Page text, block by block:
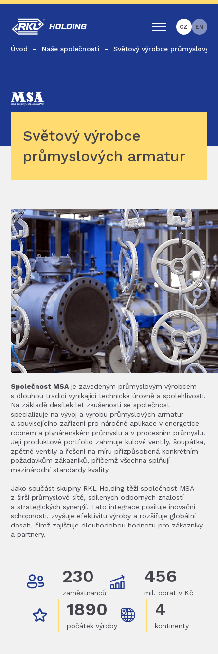
CZ EN
Úvod Naše společnosti Světový výrobce
Světový výrobce
průmyslových armatur
Společnost MSA je zavedeným průmyslovým výrobcem
s dlouhou tradicí vynikající technické úrovně a spolehlivosti.
Na základě desítek let zkušeností se společnost
specializuje na vývoj a výrobu průmyslových armatur
a souvisejícího zařízení pro náročné aplikace v energetice,
ropném a plynárenském průmyslu a v procesním průmyslu.
Její produktové portfolio zahrnuje kulové ventily, šoupátka,
zpětné ventily a řešení na míru přizpůsobená konkrétním
požadavkům zákazníků, přičemž všechna splňují
mezinárodní standardy kvality.
Jako součást skupiny RKL Holding těží společnost MSA
z širší průmyslové sítě, sdílených odborných znalostí
a strategických synergií. Tato integrace posiluje inovační
schopnosti, zvyšuje efektivitu výroby a rozšiřuje globální
dosah, čímž zajišťuje dlouhodobou hodnotu pro zákazníky
a partnery.
230
zaměstnanců
456
mil. obrat v Kč
1890
počátek výroby
4
kontinenty